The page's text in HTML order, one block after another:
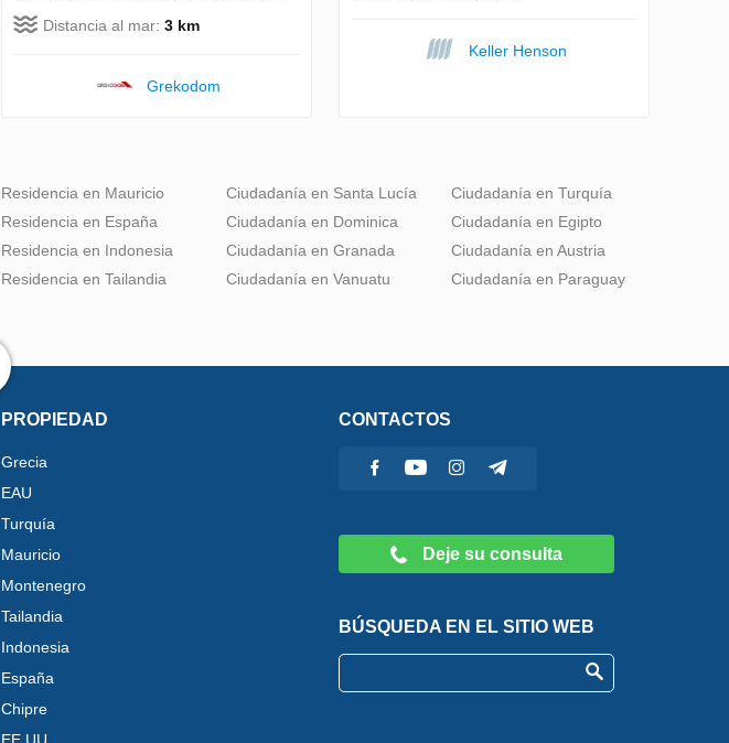
Distancia al mar: 3 km
Grekodom
Keller Henson
Residencia en Mauricio
Residencia en España
Residencia en Indonesia
Residencia en Tailandia
Ciudadanía en Santa Lucía
Ciudadanía en Dominica
Ciudadanía en Granada
Ciudadanía en Vanuatu
Ciudadanía en Turquía
Ciudadanía en Egipto
Ciudadanía en Austria
Ciudadanía en Paraguay
PROPIEDAD
Grecia
EAU
Turquía
Mauricio
Montenegro
Tailandia
Indonesia
España
Chipre
EE.UU.
CONTACTOS
Deje su consulta
BÚSQUEDA EN EL SITIO WEB